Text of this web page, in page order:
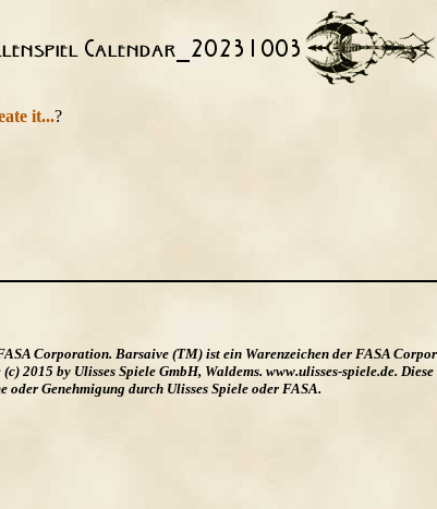
it...?
Corporation. Barsaive (TM) ist ein Warenzeichen der FASA
2015 by Ulisses Spiele GmbH, Waldems. www.ulisses-spiele.de.
oder Genehmigung durch Ulisses Spiele oder FASA.